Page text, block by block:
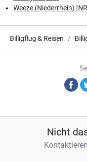
Weeze (Niederrhein)
Billigflug & Reisen
Nicht